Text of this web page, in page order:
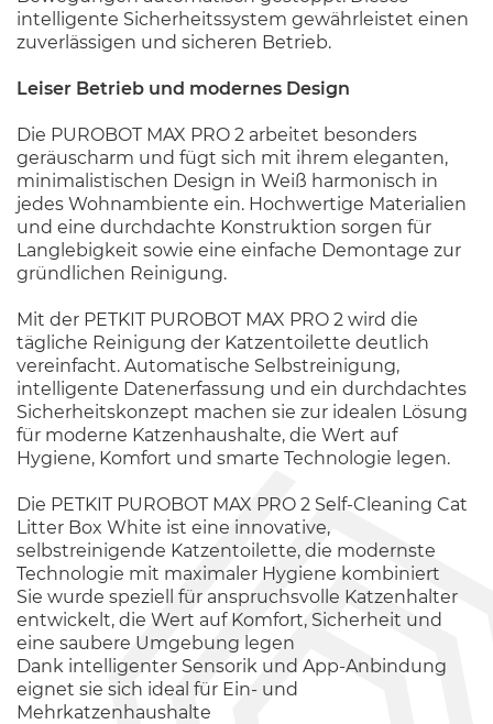
intelligente Sicherheitssystem gewährleistet einen
zuverlässigen und sicheren Betrieb.
Leiser Betrieb und modernes Design
Die PUROBOT MAX PRO 2 arbeitet besonders
geräuscharm und fügt sich mit ihrem eleganten,
minimalistischen Design in Weiß harmonisch in
jedes Wohnambiente ein. Hochwertige Materialien
und eine durchdachte Konstruktion sorgen für
Langlebigkeit sowie eine einfache Demontage zur
gründlichen Reinigung.
Mit der PETKIT PUROBOT MAX PRO 2 wird die
tägliche Reinigung der Katzentoilette deutlich
vereinfacht. Automatische Selbstreinigung,
intelligente Datenerfassung und ein durchdachtes
Sicherheitskonzept machen sie zur idealen Lösung
für moderne Katzenhaushalte, die Wert auf
Hygiene, Komfort und smarte Technologie legen.
Die PETKIT PUROBOT MAX PRO 2 Self-Cleaning Cat
Litter Box White ist eine innovative,
selbstreinigende Katzentoilette, die modernste
Technologie mit maximaler Hygiene kombiniert
Sie wurde speziell für anspruchsvolle Katzenhalter
entwickelt, die Wert auf Komfort, Sicherheit und
eine saubere Umgebung legen
Dank intelligenter Sensorik und App-Anbindung
eignet sie sich ideal für Ein- und
Mehrkatzenhaushalte